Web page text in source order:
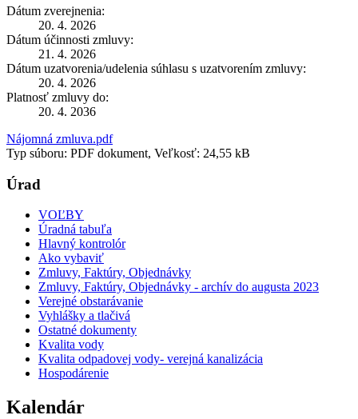
Dátum zverejnenia:
20. 4. 2026
Dátum účinnosti zmluvy:
21. 4. 2026
Dátum uzatvorenia/udelenia súhlasu s uzatvorením zmluvy:
20. 4. 2026
Platnosť zmluvy do:
20. 4. 2036
Nájomná zmluva.pdf
Typ súboru: PDF dokument, Veľkosť: 24,55 kB
Úrad
VOĽBY
Úradná tabuľa
Hlavný kontrolór
Ako vybaviť
Zmluvy, Faktúry, Objednávky
Zmluvy, Faktúry, Objednávky - archív do augusta 2023
Verejné obstarávanie
Vyhlášky a tlačivá
Ostatné dokumenty
Kvalita vody
Kvalita odpadovej vody- verejná kanalizácia
Hospodárenie
Kalendár